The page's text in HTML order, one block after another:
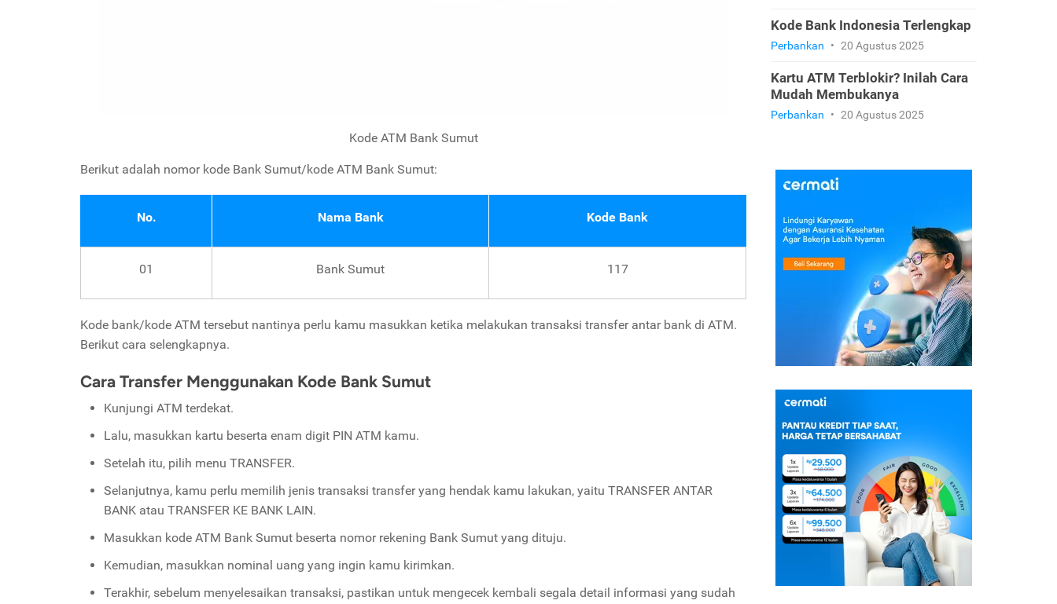
Kode ATM Bank Sumut
Berikut adalah nomor kode Bank Sumut/kode ATM Bank Sumut:
No. Nama Bank Kode Bank
01 Bank Sumut 117
Kode bank/kode ATM tersebut nantinya perlu kamu masukkan ketika melakukan transaksi transfer antar bank di ATM.
Berikut cara selengkapnya.
Cara Transfer Menggunakan Kode Bank Sumut
Kunjungi ATM terdekat.
Lalu, masukkan kartu beserta enam digit PIN ATM kamu.
Setelah itu, pilih menu TRANSFER.
Selanjutnya, kamu perlu memilih jenis transaksi transfer yang hendak kamu lakukan, yaitu TRANSFER ANTAR
BANK atau TRANSFER KE BANK LAIN.
Masukkan kode ATM Bank Sumut beserta nomor rekening Bank Sumut yang dituju.
Kemudian, masukkan nominal uang yang ingin kamu kirimkan.
Terakhir, sebelum menyelesaikan transaksi, pastikan untuk mengecek kembali segala detail informasi yang sudah
Kode Bank Indonesia Terlengkap
Perbankan • 20 Agustus 2025
Kartu ATM Terblokir? Inilah Cara
Mudah Membukanya
Perbankan • 20 Agustus 2025